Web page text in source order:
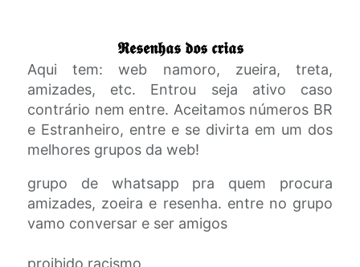
𝕽𝖊𝖘𝖊𝖓𝖍𝖆𝖘 𝖉𝖔𝖘 𝖈𝖗𝖎𝖆𝖘
Aqui tem: web namoro, zueira, treta,
amizades, etc. Entrou seja ativo caso
contrário nem entre. Aceitamos números BR
e Estranheiro, entre e se divirta em um dos
melhores grupos da web!
grupo de whatsapp pra quem procura
amizades, zoeira e resenha. entre no grupo
vamo conversar e ser amigos
proibido racismo